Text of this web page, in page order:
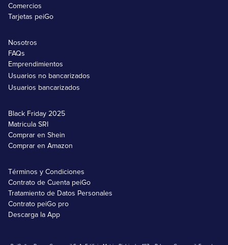
Comercios
Tarjetas peiGo
Nosotros
FAQs
Emprendimientos
Usuarios no bancarizados
Usuarios bancarizados
Black Friday 2025
Matricula SRI
Comprar en Shein
Comprar en Amazon
Términos y Condiciones
Contrato de Cuenta peiGo
Tratamiento de Datos Personales
Contrato peiGo pro
Descarga la App